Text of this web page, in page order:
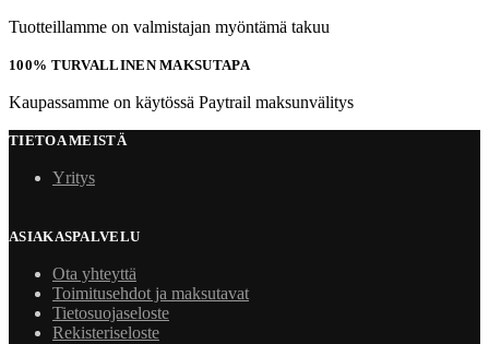
Tuotteillamme on valmistajan myöntämä takuu
100% TURVALLINEN MAKSUTAPA
Kaupassamme on käytössä Paytrail maksunvälitys
TIETOA MEISTÄ
Yritys
ASIAKASPALVELU
Ota yhteyttä
Toimitusehdot ja maksutavat
Tietosuojaseloste
Rekisteriseloste